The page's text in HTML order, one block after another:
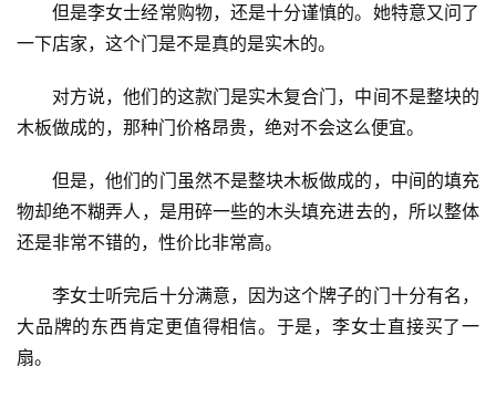
但是李女士经常购物，还是十分谨慎的。她特意又问了
一下店家，这个门是不是真的是实木的。
对方说，他们的这款门是实木复合门，中间不是整块的
木板做成的，那种门价格昂贵，绝对不会这么便宜。
但是，他们的门虽然不是整块木板做成的，中间的填充
物却绝不糊弄人，是用碎一些的木头填充进去的，所以整体
还是非常不错的，性价比非常高。
李女士听完后十分满意，因为这个牌子的门十分有名，
大品牌的东西肯定更值得相信。于是，李女士直接买了一
扇。